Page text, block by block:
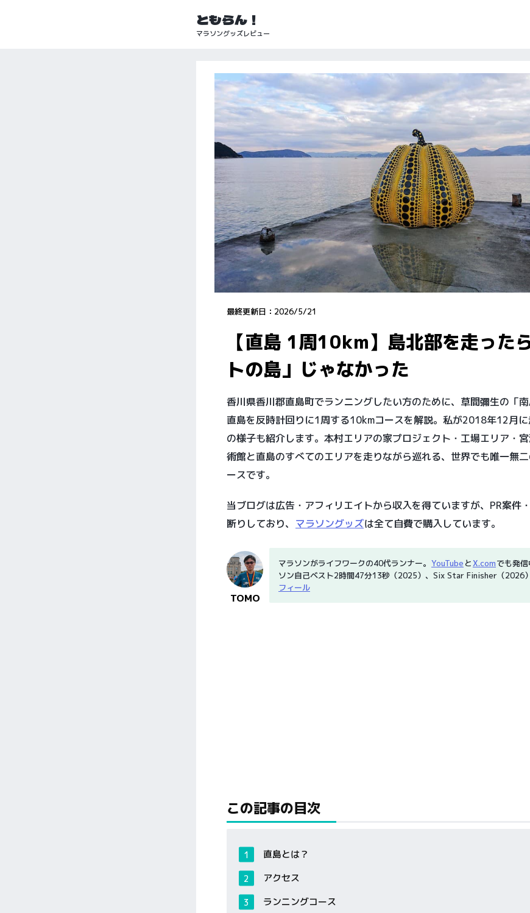
ともらん！
マラソングッズレビュー
最終更新日： 2026/5/21
【直島 1周10km】島北部を走った
トの島」じゃなかった
香川県香川郡直島町でランニングしたい方のために、草間彌生の「
直島を反時計回りに1周する10kmコースを解説。私が2018年12月
の様子も紹介します。本村エリアの家プロジェクト・工場エリア・
術館と直島のすべてのエリアを走りながら巡れる、世界でも唯一無
ースです。
当ブログは広告・アフィリエイトから収入を得ていますが、PR案件
断りしており、 マラソングッズは全て自費で購入しています。
マラソンがライフワークの40代ランナー。 YouTube とX.comでも発
ソン自己ベスト2時間47分13秒（2025）、Six Star Finisher（2026）
フィール
TOMO
この記事の目次
直島とは？
アクセス
ランニングコース